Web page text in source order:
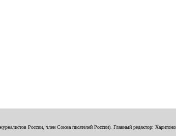
России, член Союза писателей России). Главный редактор: